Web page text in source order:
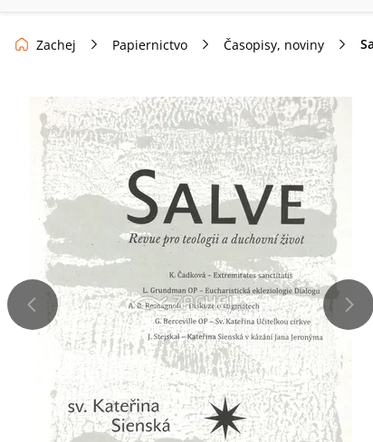
Zachej Papiernictvo Časopisy, noviny